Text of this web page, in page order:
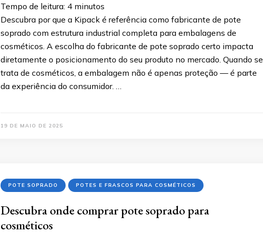
Tempo de leitura: 4 minutos
Descubra por que a Kipack é referência como fabricante de pote
soprado com estrutura industrial completa para embalagens de
cosméticos. A escolha do fabricante de pote soprado certo impacta
diretamente o posicionamento do seu produto no mercado. Quando se
trata de cosméticos, a embalagem não é apenas proteção — é parte
da experiência do consumidor. …
19 DE MAIO DE 2025
POTE SOPRADO POTES E FRASCOS PARA COSMÉTICOS
Descubra onde comprar pote soprado para
cosméticos